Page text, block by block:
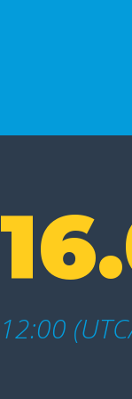
12:00